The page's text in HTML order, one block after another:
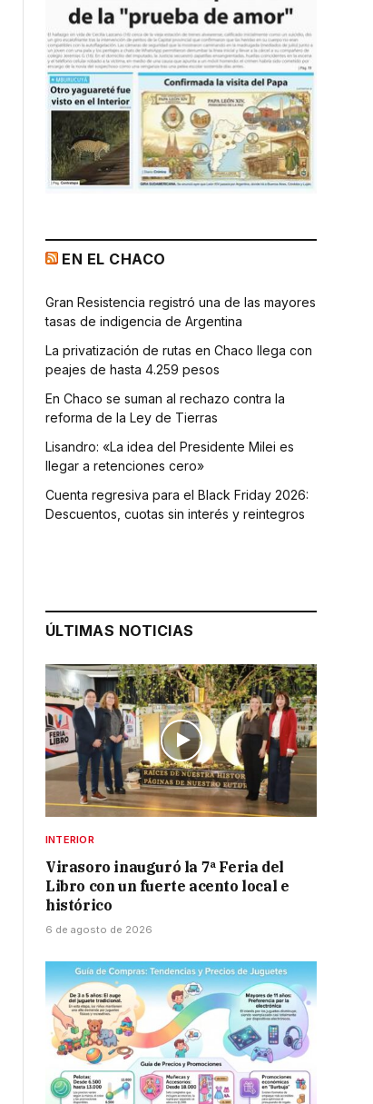
EN EL CHACO
Gran Resistencia registró una de las mayores
tasas de indigencia de Argentina
La privatización de rutas en Chaco llega con
peajes de hasta 4.259 pesos
En Chaco se suman al rechazo contra la
reforma de la Ley de Tierras
Lisandro: «La idea del Presidente Milei es
llegar a retenciones cero»
Cuenta regresiva para el Black Friday 2026:
Descuentos, cuotas sin interés y reintegros
ÚLTIMAS NOTICIAS
INTERIOR
Virasoro inauguró la 7ª Feria del
Libro con un fuerte acento local e
histórico
6 de agosto de 2026